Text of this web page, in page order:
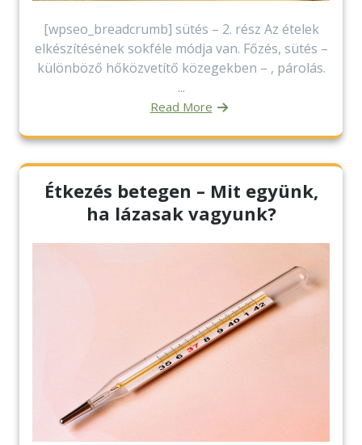
[wpseo_breadcrumb] sütés – 2. rész Az ételek
elkészítésének sokféle módja van. Főzés, sütés –
különböző hőközvetítő közegekben – , párolás.
...
Read More
Étkezés betegen – Mit együnk,
ha lázasak vagyunk?